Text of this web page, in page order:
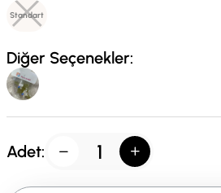
Standart
Diğer Seçenekler:
Adet: